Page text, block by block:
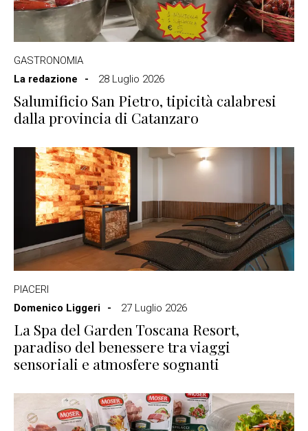
GASTRONOMIA
La redazione
28 Luglio 2026
Salumificio San Pietro, tipicità calabresi
dalla provincia di Catanzaro
PIACERI
Domenico Liggeri
27 Luglio 2026
La Spa del Garden Toscana Resort,
paradiso del benessere tra viaggi
sensoriali e atmosfere sognanti